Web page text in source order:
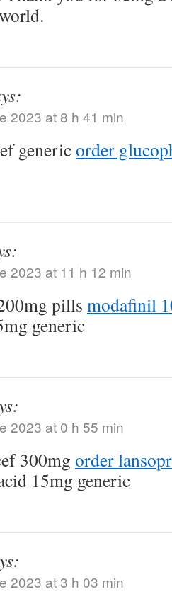
2023 at 8 h 41 min
genericorder
2023 at 11 h 12 min
pills modafinil
generic
2023 at 0 h 55 min
300mg order
15mg generic
2023 at 3 h 03 min